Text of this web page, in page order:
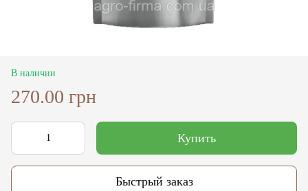
В наличии
270.00 грн
Купить
Быстрый заказ